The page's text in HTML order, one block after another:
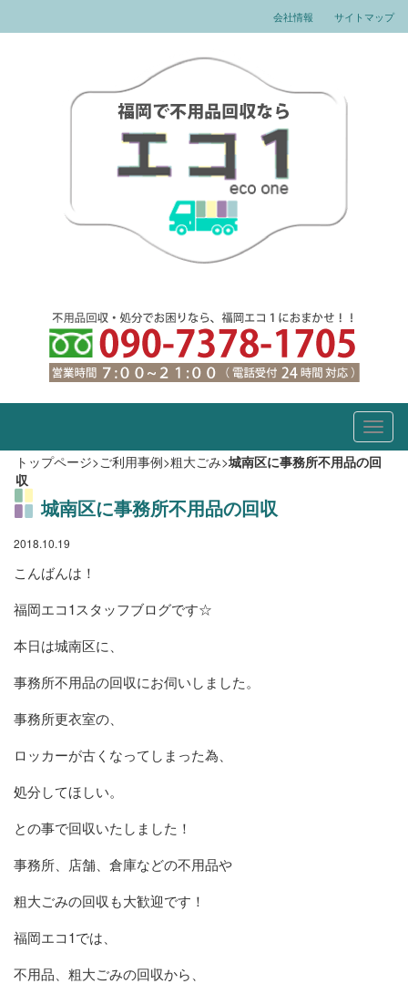
会社情報 サイトマップ
トップページ>ご利用事例>粗大ごみ>城南区に事務所不用品の回
収
城南区に事務所不用品の回収
2018.10.19
こんばんは！
福岡エコ1スタッフブログです☆
本日は城南区に、
事務所不用品の回収にお伺いしました。
事務所更衣室の、
ロッカーが古くなってしまった為、
処分してほしい。
との事で回収いたしました！
事務所、店舗、倉庫などの不用品や
粗大ごみの回収も大歓迎です！
福岡エコ1では、
不用品、粗大ごみの回収から、